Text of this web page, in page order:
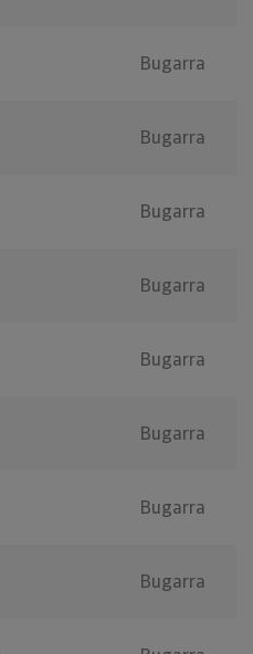
Bugarra
Bugarra
Bugarra
Bugarra
Bugarra
Bugarra
Bugarra
Bugarra